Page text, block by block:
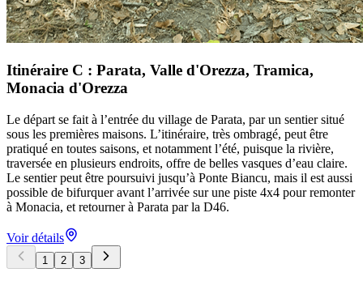
Itinéraire C : Parata, Valle d'Orezza, Tramica,
Monacia d'Orezza
Le départ se fait à l’entrée du village de Parata, par un sentier situé
sous les premières maisons. L’itinéraire, très ombragé, peut être
pratiqué en toutes saisons, et notamment l’été, puisque la rivière,
traversée en plusieurs endroits, offre de belles vasques d’eau claire.
Le sentier peut être poursuivi jusqu’à Ponte Biancu, mais il est aussi
possible de bifurquer avant l’arrivée sur une piste 4x4 pour remonter
à Monacia, et retourner à Parata par la D46.
Voir détails
1 2 3